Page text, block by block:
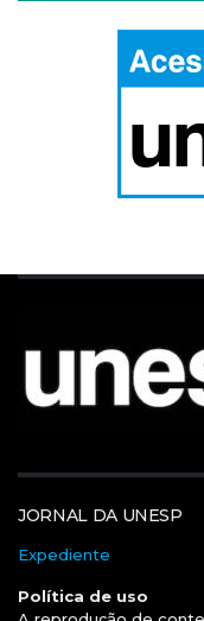
JORNAL DA UNESP
Expediente
Política de uso